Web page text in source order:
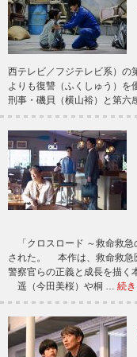
西テレビ／フジテレビ系）
よりも復讐（ふくしゅう）を
刑事・磯貝（横山裕）と第
「クロスロード ～救命救急
された。 本作は、救命救急
警察官らの正義と成長を描く
遥（今田美桜）や桐 … 続